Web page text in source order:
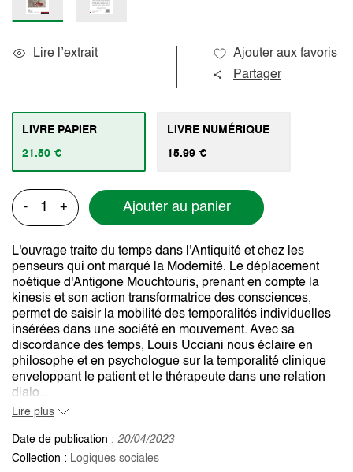
Lire l’extrait
Ajouter aux favoris
Partager
LIVRE PAPIER
21.50 €
LIVRE NUMÉRIQUE
15.99 €
- + Ajouter au panier
L'ouvrage traite du temps dans l'Antiquité et chez les
penseurs qui ont marqué la Modernité. Le déplacement
noétique d'Antigone Mouchtouris, prenant en compte la
kinesis et son action transformatrice des consciences,
permet de saisir la mobilité des temporalités individuelles
insérées dans une société en mouvement. Avec sa
discordance des temps, Louis Ucciani nous éclaire en
philosophe et en psychologue sur la temporalité clinique
enveloppant le patient et le thérapeute dans une relation
dialo...
Lire plus
Date de publication : 20/04/2023
Collection : Logiques sociales